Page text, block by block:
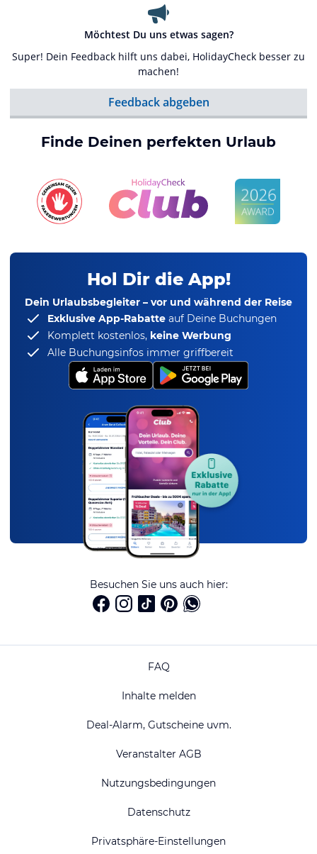
Möchtest Du uns etwas sagen?
Super! Dein Feedback hilft uns dabei, HolidayCheck besser zu
machen!
Feedback abgeben
Finde Deinen perfekten Urlaub
Hol Dir die App!
Dein Urlaubsbegleiter – vor und während der Reise
Exklusive App-Rabatte auf Deine Buchungen
Komplett kostenlos, keine Werbung
Alle Buchungsinfos immer griffbereit
Besuchen Sie uns auch hier:
FAQ
Inhalte melden
Deal-Alarm, Gutscheine uvm.
Veranstalter AGB
Nutzungsbedingungen
Datenschutz
Privatsphäre-Einstellungen